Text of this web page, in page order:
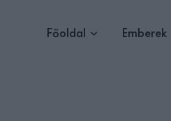
Főoldal Emberek